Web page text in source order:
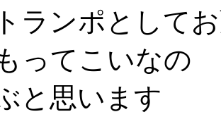
ランポとして
ってこいなの
と思います